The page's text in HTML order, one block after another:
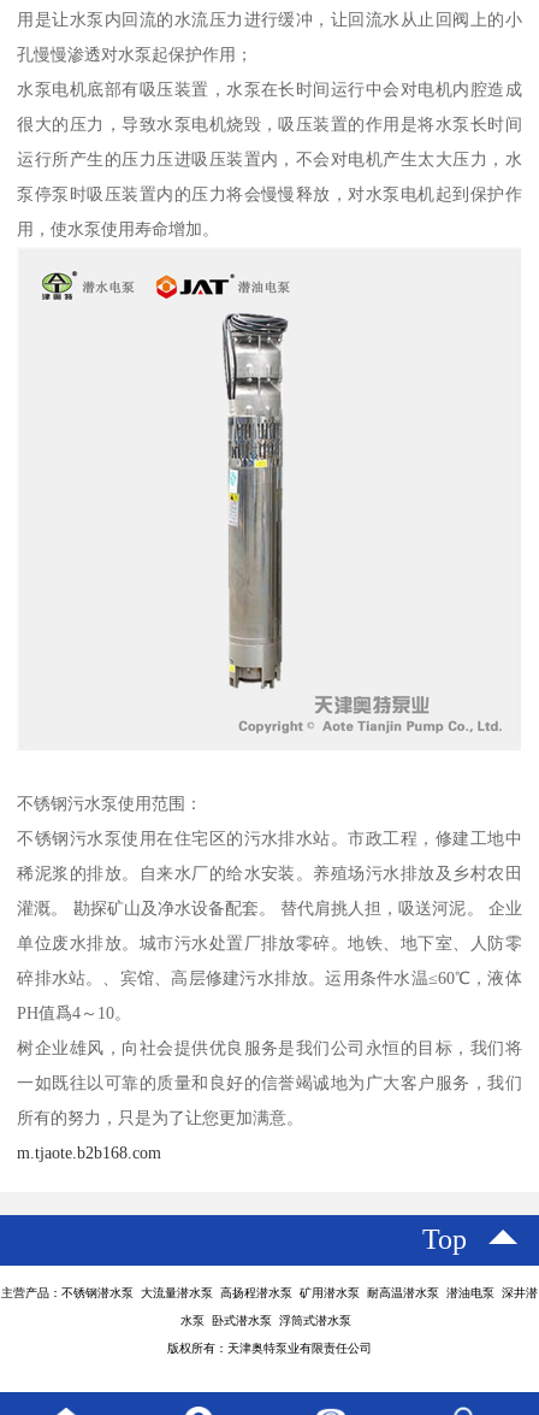
用是让水泵内回流的水流压力进行缓冲，让回流水从止回阀上的小
孔慢慢渗透对水泵起保护作用；
水泵电机底部有吸压装置，水泵在长时间运行中会对电机内腔造成
很大的压力，导致水泵电机烧毁，吸压装置的作用是将水泵长时间
运行所产生的压力压进吸压装置内，不会对电机产生太大压力，水
泵停泵时吸压装置内的压力将会慢慢释放，对水泵电机起到保护作
用，使水泵使用寿命增加。
不锈钢污水泵使用范围：
不锈钢污水泵使用在住宅区的污水排水站。市政工程，修建工地中
稀泥浆的排放。自来水厂的给水安装。养殖场污水排放及乡村农田
灌溉。 勘探矿山及净水设备配套。 替代肩挑人担，吸送河泥。 企业
单位废水排放。城市污水处置厂排放零碎。地铁、地下室、人防零
碎排水站。、宾馆、高层修建污水排放。运用条件水温≤60℃，液体
PH值爲4～10。
树企业雄风，向社会提供优良服务是我们公司永恒的目标，我们将
一如既往以可靠的质量和良好的信誉竭诚地为广大客户服务，我们
所有的努力，只是为了让您更加满意。
m.tjaote.b2b168.com
Top
主营产品：不锈钢潜水泵 大流量潜水泵 高扬程潜水泵 矿用潜水泵 耐高温潜水泵 潜油电泵 深井潜
水泵 卧式潜水泵 浮筒式潜水泵
版权所有：天津奥特泵业有限责任公司